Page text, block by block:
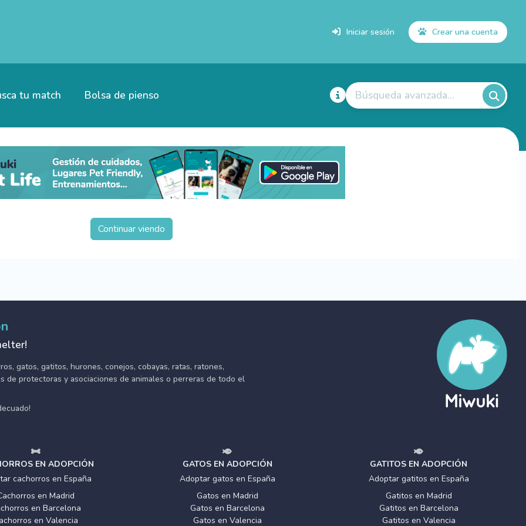
Iniciar sesión Crear una cuenta
tu match Bolsa de pienso Búsqueda avanzada...
Continuar viendo
gatos, gatitos, hurones, conejos, cobayas, ratas, ratones,
de protectoras y asociaciones de animales o perreras de todo el
EN ADOPCIÓN
cachorros en España
en Madrid
en Barcelona
en Valencia
GATOS EN ADOPCIÓN
Adoptar gatos en España
Gatos en Madrid
Gatos en Barcelona
Gatos en Valencia
GATITOS EN ADOPCIÓN
Adoptar gatitos en España
Gatitos en Madrid
Gatitos en Barcelona
Gatitos en Valencia